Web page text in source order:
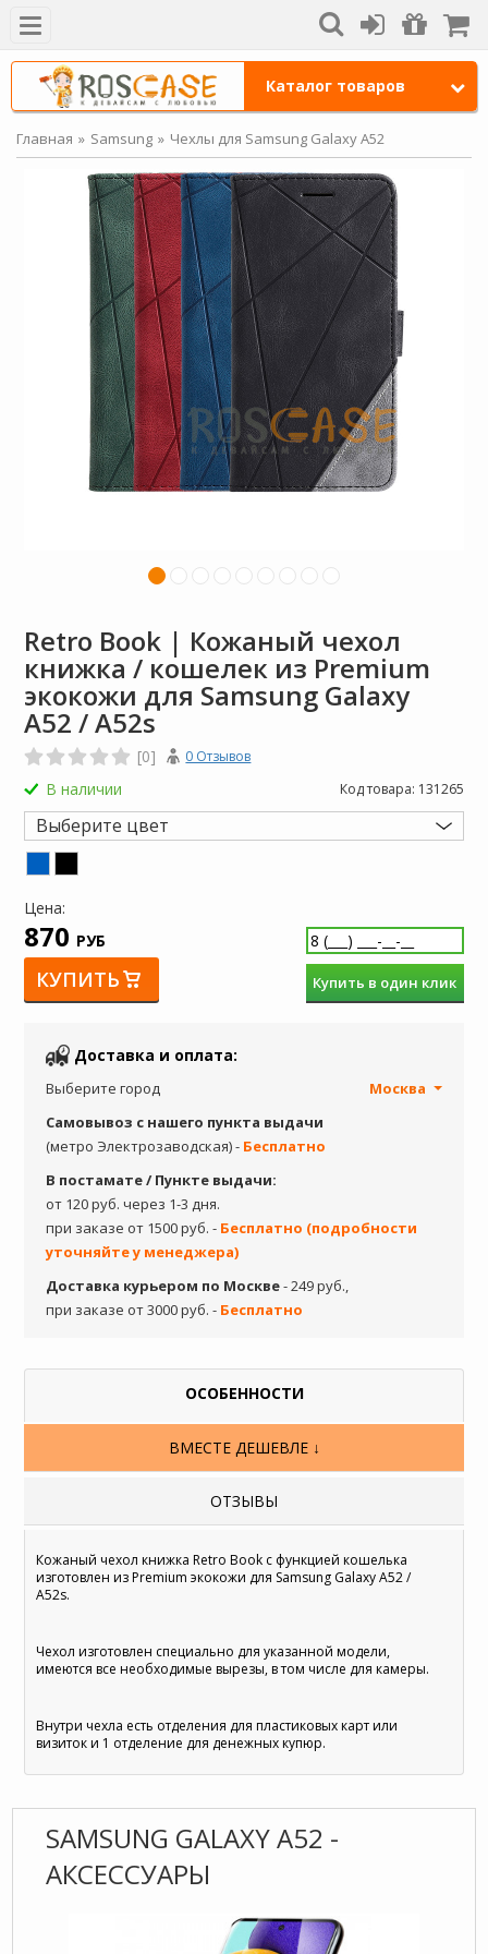
Каталог товаров
Главная Samsung Чехлы для Samsung Galaxy A52
Retro Book | Кожаный чехол
книжка / кошелек из Premium
экокожи для Samsung Galaxy
A52 / A52s
[0] 0 Отзывов
В наличии Код товара: 131265
Выберите цвет
Цена:
870 РУБ
КУПИТЬ Купить в один клик
Доставка и оплата:
Выберите город
Москва
Самовывоз с нашего пункта выдачи
(метро Электрозаводская) - Бесплатно
В постамате / Пункте выдачи:
от 120 руб. через 1-3 дня.
при заказе от 1500 руб. - Бесплатно (подробности
уточняйте у менеджера)
Доставка курьером по Москве- 249 руб.,
при заказе от 3000 руб. - Бесплатно
ОСОБЕННОСТИ
ВМЕСТЕ ДЕШЕВЛЕ ↓
ОТЗЫВЫ
Кожаный чехол книжка Retro Book с функцией кошелька
изготовлен из Premium экокожи для Samsung Galaxy A52 /
A52s.
Чехол изготовлен специально для указанной модели,
имеются все необходимые вырезы, в том числе для камеры.
Внутри чехла есть отделения для пластиковых карт или
визиток и 1 отделение для денежных купюр.
SAMSUNG GALAXY A52 -
АКСЕССУАРЫ